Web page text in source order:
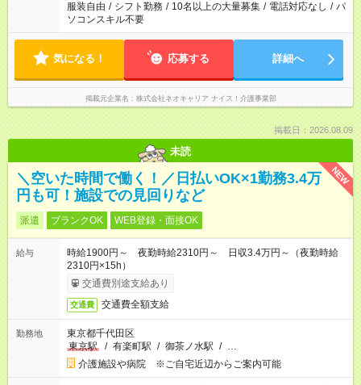
服装自由 / シフト勤務 / 10名以上の大量募集 / 電話対応なし / パ
ソコンスキル不要
気になる！ 応募する 詳細へ
掲載元企業名 株式会社ネオキャリア ナイス！介護事業部
掲載日：2026.08.09
未読
NEW
＼空いた時間で働く！／日払いOK×1勤務3.4万
円も可！施設での見回りなど
派遣 ブランクOK WEB登録・面接OK
給与
時給1900円～ 夜勤時給2310円～ 日収3.4万円～（夜勤時給
2310円×15h）
交通費別途支給あり
交通費 交通費全額支給
勤務地
東京都千代田区
東京駅
/ 有楽町駅 / 御茶ノ水駅 / …
介護施設や病院 ※ご自宅近辺からご案内可能